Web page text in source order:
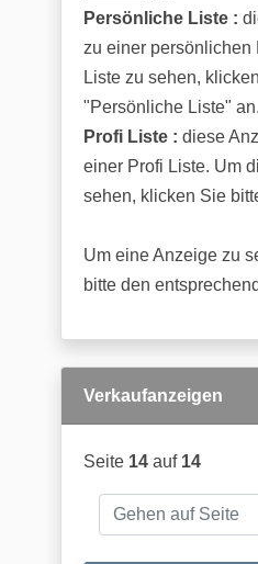
Persönliche Liste :
zu einer persönlichen
Liste zu sehen,
"Persönliche Liste" an.
Profi Liste : diese
einer Profi Liste. Um
sehen, klicken Sie
Um eine Anzeige zu
bitte den
Verkaufanzeigen
Seite 14 auf 14
Gehen auf Seite